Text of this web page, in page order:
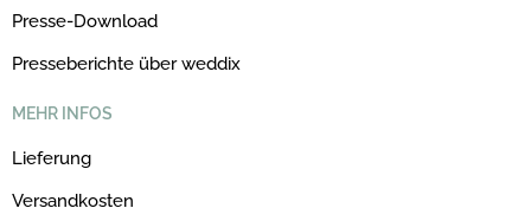
Presse-Download
Presseberichte über weddix
MEHR INFOS
Lieferung
Versandkosten